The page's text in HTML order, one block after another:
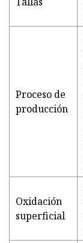
Proceso de
producción
Oxidación
superficial